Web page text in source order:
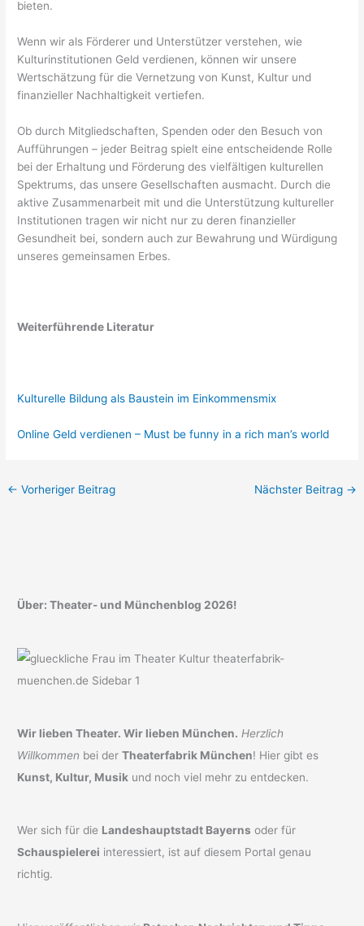
bieten.
Wenn wir als Förderer und Unterstützer verstehen, wie
Kulturinstitutionen Geld verdienen, können wir unsere
Wertschätzung für die Vernetzung von Kunst, Kultur und
finanzieller Nachhaltigkeit vertiefen.
Ob durch Mitgliedschaften, Spenden oder den Besuch von
Aufführungen – jeder Beitrag spielt eine entscheidende Rolle
bei der Erhaltung und Förderung des vielfältigen kulturellen
Spektrums, das unsere Gesellschaften ausmacht. Durch die
aktive Zusammenarbeit mit und die Unterstützung kultureller
Institutionen tragen wir nicht nur zu deren finanzieller
Gesundheit bei, sondern auch zur Bewahrung und Würdigung
unseres gemeinsamen Erbes.
Weiterführende Literatur
Kulturelle Bildung als Baustein im Einkommensmix
Online Geld verdienen – Must be funny in a rich man’s world
← Vorheriger Beitrag Nächster Beitrag →
Über: Theater- und Münchenblog 2026!
Wir lieben Theater. Wir lieben München. Herzlich
Willkommen bei derTheaterfabrik München! Hier gibt es
Kunst, Kultur, Musik und noch viel mehr zu entdecken.
Wer sich für die Landeshauptstadt Bayerns oder für
Schauspielerei interessiert, ist auf diesem Portal genau
richtig.